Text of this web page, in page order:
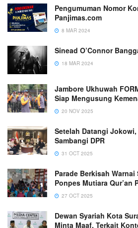
Pengumuman Nomor
Panjimas.com
8 MAR 2024
Sinead O’Connor
18 MAR 2024
Jambore Ukhuwah
Siap Mengusung
20 NOV 2025
Setelah Datangi
Sambangi DPR
31 OCT 2025
Parade Berkisah
Ponpes Mutiara Qur’an
27 OCT 2025
Dewan Syariah Kota
Minta Maaf, Terkait